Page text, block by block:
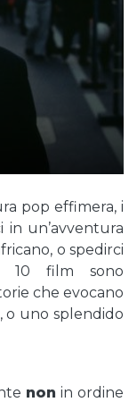
pop effimera, i
un’avventura
o spedirci
10 film sono
che evocano
o uno splendido
non in ordine